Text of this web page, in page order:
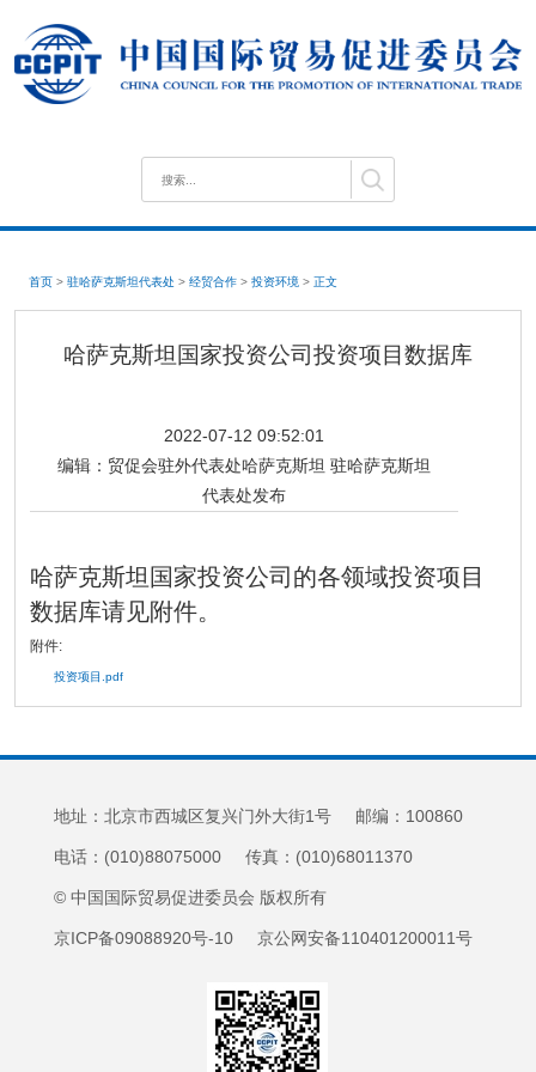
首页 > 驻哈萨克斯坦代表处 > 经贸合作 > 投资环境 > 正文
哈萨克斯坦国家投资公司投资项目数据库
2022-07-12 09:52:01
编辑： 贸促会驻外代表处哈萨克斯坦 驻哈萨克斯坦
代表处发布
哈萨克斯坦国家投资公司的各领域投资项目
数据库请见附件。
附件:
投资项目.pdf
地址：北京市西城区复兴门外大街1号 邮编：100860
电话：(010)88075000 传真：(010)68011370
© 中国国际贸易促进委员会 版权所有
京ICP备09088920号-10 京公网安备110401200011号